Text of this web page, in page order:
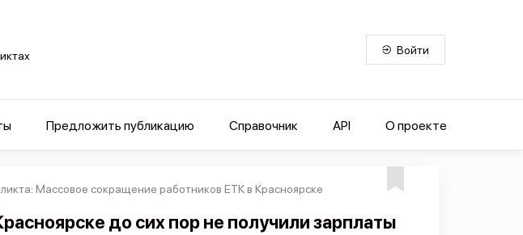
Войти
Предложить публикацию Справочник API О проекте
Массовое сокращение работников ЕТК в Красноярске
до сих пор не получили зарплаты